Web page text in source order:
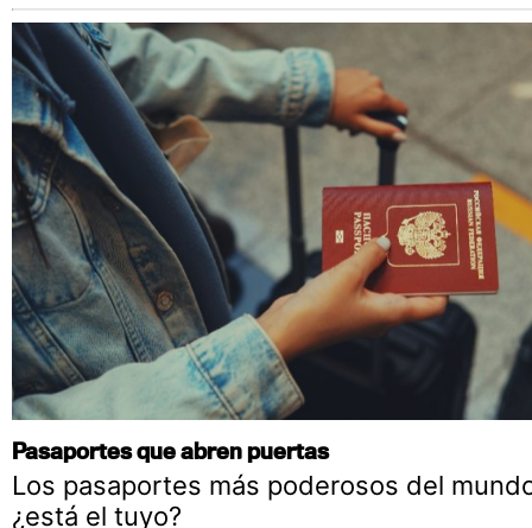
Pasaportes que abren puertas
Los pasaportes más poderosos del
¿está el tuyo?